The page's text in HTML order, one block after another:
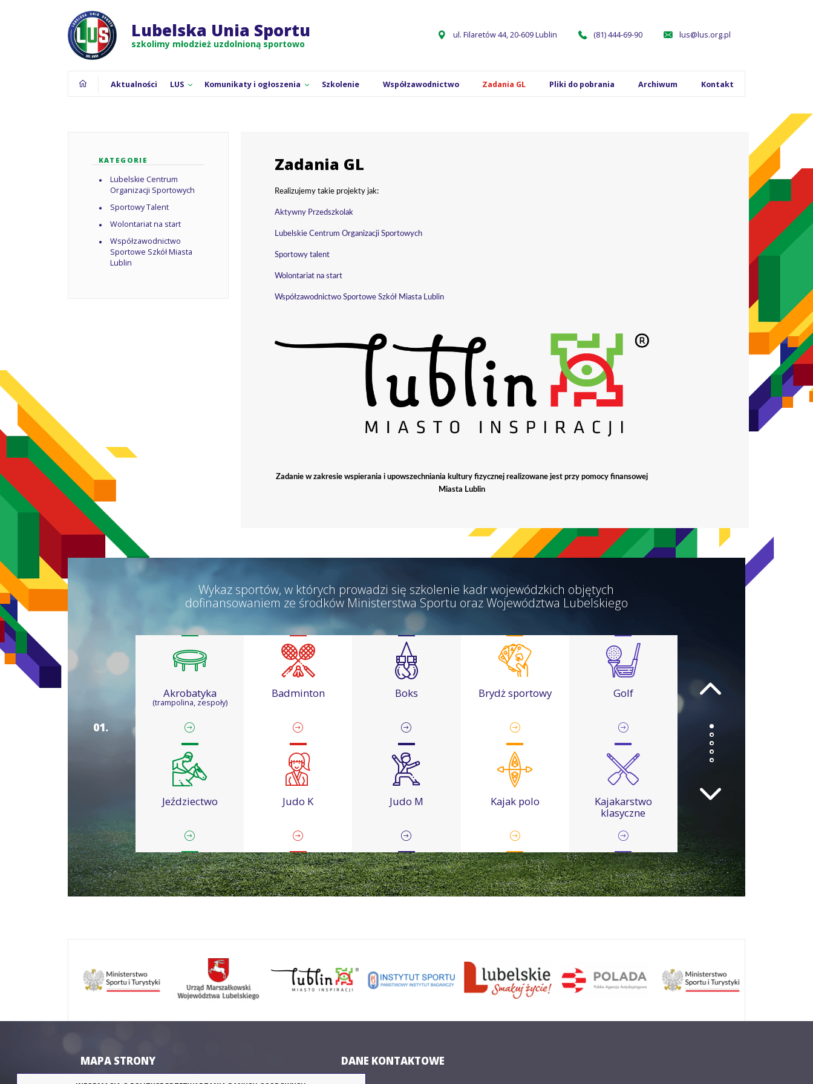
Lubelska Unia Sportu
szkolimy młodzież uzdolnioną sportowo
ul. Filaretów 44, 20-609 Lublin (81) 444-69-90 lus@lus.org.pl
Aktualności LUS Komunikaty i ogłoszenia Szkolenie Współzawodnictwo Zadania GL Pliki do pobrania Archiwum Kontakt
KATEGORIE
Lubelskie Centrum
Organizacji Sportowych
Sportowy Talent
Wolontariat na start
Współzawodnictwo
Sportowe Szkół Miasta
Lublin
Zadania GL
Realizujemy takie projekty jak:
Aktywny Przedszkolak
Lubelskie Centrum Organizacji Sportowych
Sportowy talent
Wolontariat na start
Współzawodnictwo Sportowe Szkół Miasta Lublin
Zadanie w zakresie wspierania i upowszechniania kultury fizycznej realizowane jest przy pomocy finansowej
Miasta Lublin
Wykaz sportów, w których prowadzi się szkolenie kadr wojewódzkich objętych
dofinansowaniem ze środków Ministerstwa Sportu oraz Województwa Lubelskiego
01.
Akrobatyka
(trampolina, zespoły)
Badminton Boks Brydż sportowy Golf
Jeździectwo Judo K Judo M Kajak polo
Kajakarstwo
klasyczne
Kolarstwo Koszykówka Lekka atletyka Łucznictwo
Narciarstwo
MAPA STRONY DANE KONTAKTOWE